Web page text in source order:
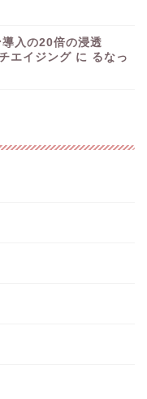
入の20倍の浸透
エイジング に るなっ